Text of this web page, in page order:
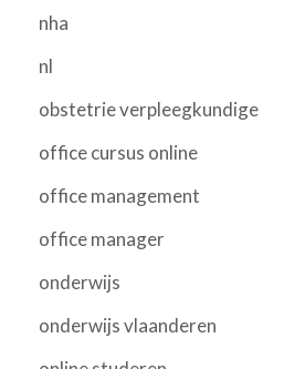
nha
nl
obstetrie verpleegkundige
office cursus online
office management
office manager
onderwijs
onderwijs vlaanderen